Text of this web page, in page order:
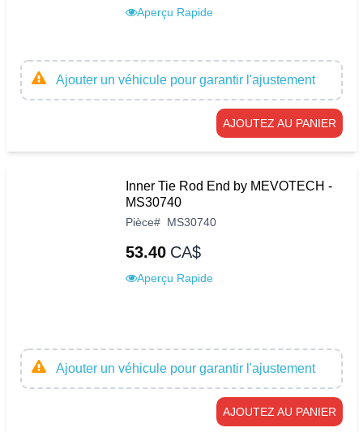
Aperçu Rapide
Ajouter un véhicule pour garantir l'ajustement
AJOUTEZ AU PANIER
Inner Tie Rod End by MEVOTECH -
MS30740
Pièce# MS30740
53.40 CA$
Aperçu Rapide
Ajouter un véhicule pour garantir l'ajustement
AJOUTEZ AU PANIER